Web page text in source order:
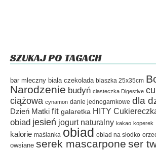
SZUKAJ PO TAGACH
bar mleczny biała czekolada blaszka 25x35cm
Narodzenie budyń ciasteczka Digestive
ciążowa cynamon danie jednogarnkowe dla
Dzień Matki fit galaretka HITY
obiad jesień jogurt naturalny kakao koperek
kalorie maślanka obiad obiad na słodko
owsiane serek mascarpone ser